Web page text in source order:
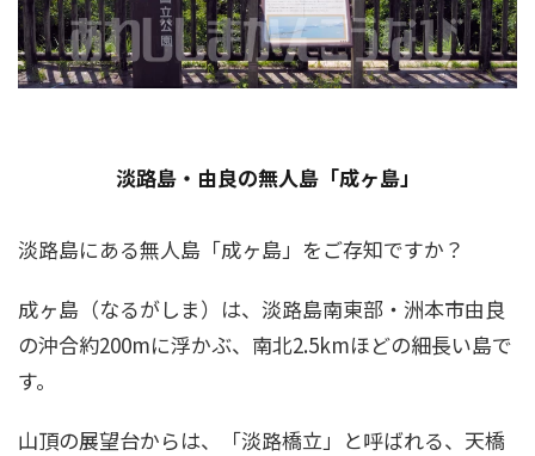
淡路島・由良の無人島「成ヶ島」
淡路島にある無人島「成ヶ島」をご存知ですか？
成ヶ島（なるがしま）は、淡路島南東部・洲本市由良
の沖合約200mに浮かぶ、南北2.5kmほどの細長い島で
す。
山頂の展望台からは、「淡路橋立」と呼ばれる、天橋